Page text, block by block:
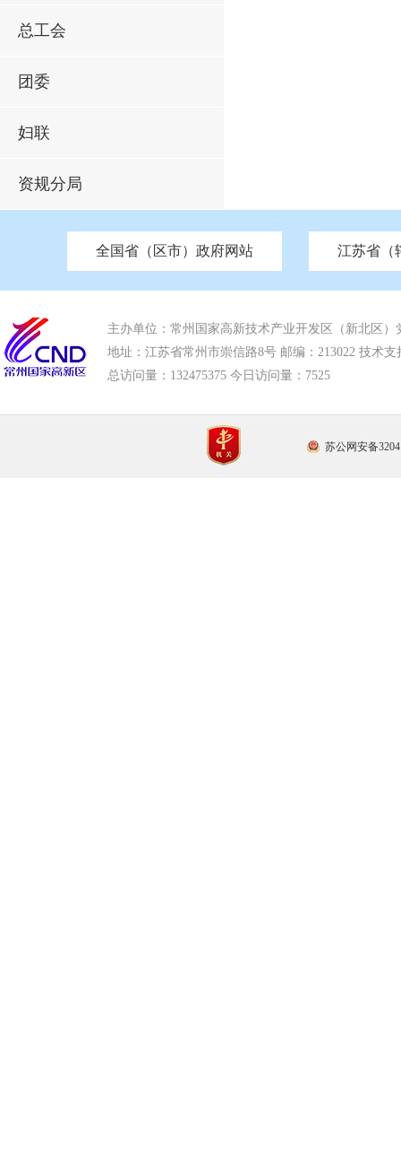
总工会
团委
妇联
资规分局
全国省（区市）政府网站
北京 天津 重庆 河南 河北 山西
江苏省（
中国江苏 南京市政府 苏州市政府 无锡
市发改委 市工信局 市教育局 市科技局 市
市应急管理局 市审计局 市外事办 市生态
主办单位：常州国家高新技术产业开发区（新北区）
地址：江苏省常州市崇信路8号 邮编：213022 技术支
总访问量： 132475375 今日访问量： 7525
苏公网安备